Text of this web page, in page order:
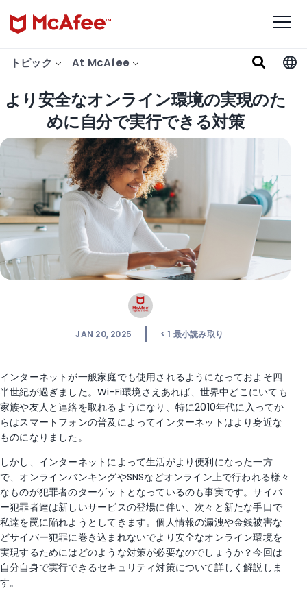
トピック At McAfee
より安全なオンライン環境の実現のた
めに自分で実行できる対策
JAN 20, 2025 < 1 最小読み取り
インターネットが一般家庭でも使用されるようになっておよそ四
半世紀が過ぎました。Wi-Fi環境さえあれば、世界中どこにいても
家族や友人と連絡を取れるようになり、特に2010年代に入ってか
らはスマートフォンの普及によってインターネットはより身近な
ものになりました。
しかし、インターネットによって生活がより便利になった一方
で、オンラインバンキングやSNSなどオンライン上で行われる様々
なものが犯罪者のターゲットとなっているのも事実です。サイバ
ー犯罪者達は新しいサービスの登場に伴い、次々と新たな手口で
私達を罠に陥れようとしてきます。個人情報の漏洩や金銭被害な
どサイバー犯罪に巻き込まれないでより安全なオンライン環境を
実現するためにはどのような対策が必要なのでしょうか？今回は
自分自身で実行できるセキュリティ対策について詳しく解説しま
す。